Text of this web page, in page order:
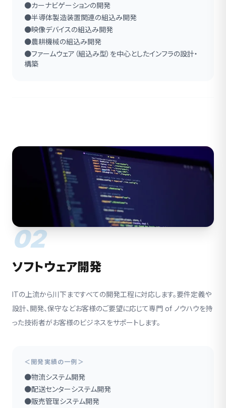
●カーナビゲーションの開発
●半導体製造装置関連の組込み開発
●映像デバイスの組込み開発
●農耕機械の組込み開発
●ファームウェア（組込み型）を中心としたインフラの設計・
構築
02
ソフトウェア開発
ITの上流から川下まですべての開発工程に対応します。要件定義や
設計、開発、保守などお客様のご要望に応じて専門 of ノウハウを持
った技術者がお客様のビジネスをサポートします。
＜開発実績の一例＞
●物流システム開発
●配送センターシステム開発
●販売管理システム開発